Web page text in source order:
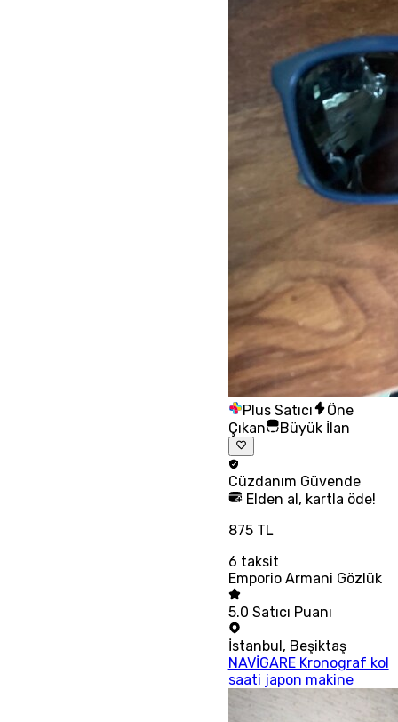
Plus Satıcı
Öne
Çıkan
Büyük İlan
Cüzdanım Güvende
Elden al, kartla öde!
875 TL
6 taksit
Emporio Armani Gözlük
5.0 Satıcı Puanı
İstanbul , Beşiktaş
NAVİGARE Kronograf kol
saati japon makine